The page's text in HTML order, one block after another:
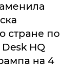
стране по
HQ
на 4